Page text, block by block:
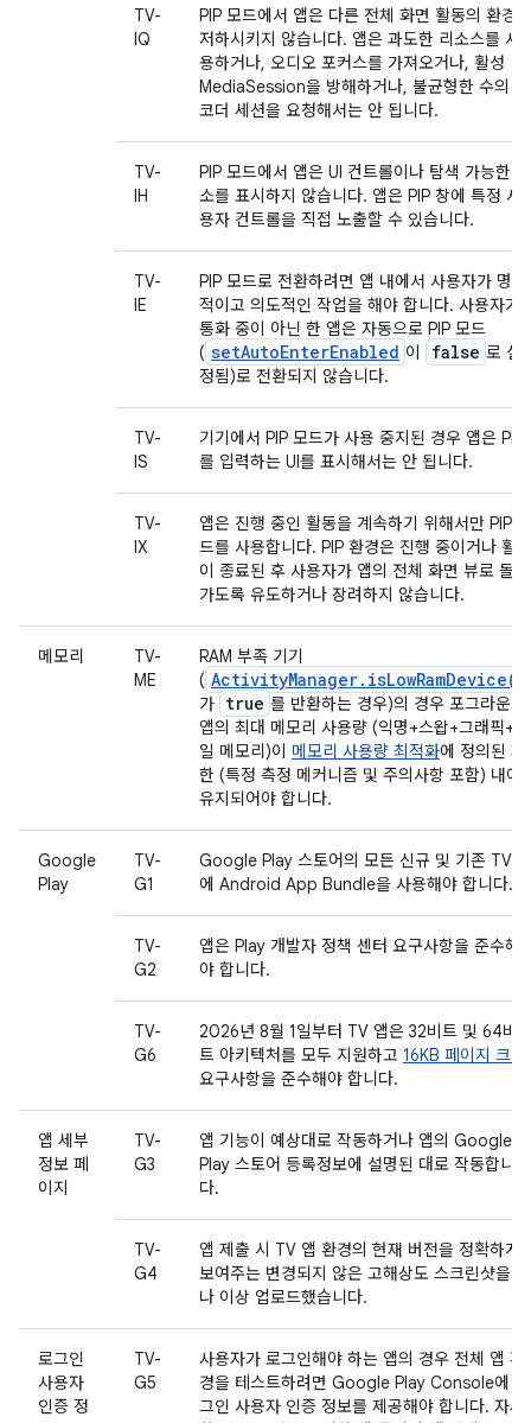
TV-
IQ
PIP 모드에서 앱은 다른 전체 화면 활동의 환경을
저하시키지 않습니다. 앱은 과도한 리소스를 사
용하거나, 오디오 포커스를 가져오거나, 활성
MediaSession을 방해하거나, 불균형한 수의 디
코더 세션을 요청해서는 안 됩니다.
TV-
IH
PIP 모드에서 앱은 UI 컨트롤이나 탐색 가능한 요
소를 표시하지 않습니다. 앱은 PIP 창에 특정 사
용자 컨트롤을 직접 노출할 수 있습니다.
TV-
IE
PIP 모드로 전환하려면 앱 내에서 사용자가 명시
적이고 의도적인 작업을 해야 합니다. 사용자가
통화 중이 아닌 한 앱은 자동으로 PIP 모드
( setAutoEnterEnabled 이 false 로 설
정됨)로 전환되지 않습니다.
TV-
IS
기기에서 PIP 모드가 사용 중지된 경우 앱은 PIP
를 입력하는 UI를 표시해서는 안 됩니다.
TV-
IX
앱은 진행 중인 활동을 계속하기 위해서만 PIP 모
드를 사용합니다. PIP 환경은 진행 중이거나 활동
이 종료된 후 사용자가 앱의 전체 화면 뷰로 돌아
가도록 유도하거나 장려하지 않습니다.
메모리
TV-
ME
RAM 부족 기기
( ActivityManager.isLowRamDevice()
가 true 를 반환하는 경우)의 경우 포그라운드
앱의 최대 메모리 사용량 (익명+스왑+그래픽+파
일 메모리)이 메모리 사용량 최적화에 정의된 제
한 (특정 측정 메커니즘 및 주의사항 포함) 내에
유지되어야 합니다.
Google
Play
TV-
G1
Google Play 스토어의 모든 신규 및 기존 TV 앱
에 Android App Bundle을 사용해야 합니다.
TV-
G2
앱은 Play 개발자 정책 센터 요구사항을 준수해
야 합니다.
TV-
G6
2026년 8월 1일부터 TV 앱은 32비트 및 64비
트 아키텍처를 모두 지원하고 16KB 페이지 크기
요구사항을 준수해야 합니다.
앱 세부
정보 페
이지
TV-
G3
앱 기능이 예상대로 작동하거나 앱의 Google
Play 스토어 등록정보에 설명된 대로 작동합니
다.
TV-
G4
앱 제출 시 TV 앱 환경의 현재 버전을 정확하게
보여주는 변경되지 않은 고해상도 스크린샷을 하
나 이상 업로드했습니다.
로그인
사용자
인증 정
TV-
G5
사용자가 로그인해야 하는 앱의 경우 전체 앱 환
경을 테스트하려면 Google Play Console에 로
그인 사용자 인증 정보를 제공해야 합니다. 자세